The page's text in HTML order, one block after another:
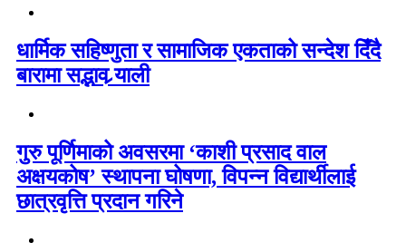
धार्मिक सहिष्णुता र सामाजिक एकताको सन्देश दिँदै
बारामा सद्भाव र्‍याली
गुरु पूर्णिमाको अवसरमा ‘काशी प्रसाद वाल
अक्षयकोष’ स्थापना घोषणा, विपन्न विद्यार्थीलाई
छात्रवृत्ति प्रदान गरिने